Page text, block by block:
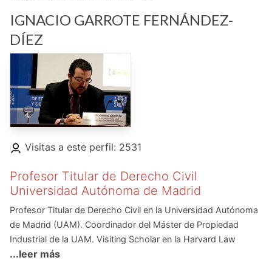
IGNACIO GARROTE FERNÁNDEZ-
DÍEZ
Visitas a este perfil: 2531
Profesor Titular de Derecho Civil
Universidad Autónoma de Madrid
Profesor Titular de Derecho Civil en la Universidad Autónoma
de Madrid (UAM). Coordinador del Máster de Propiedad
Industrial de la UAM. Visiting Scholar en la Harvard Law
School (Massachusetts) (2002), en donde pasó un semestre
...leer más